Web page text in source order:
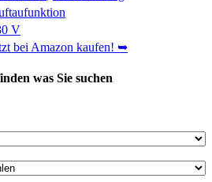
V
bei Amazon kaufen! ➥
was Sie suchen